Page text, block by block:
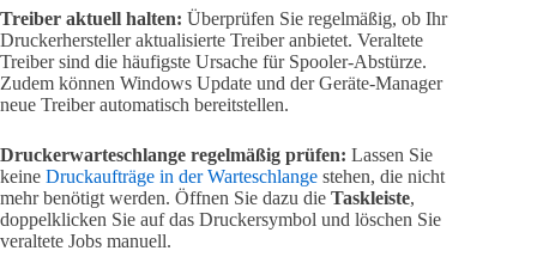
Treiber aktuell halten: Überprüfen Sie regelmäßig, ob Ihr
Druckerhersteller aktualisierte Treiber anbietet. Veraltete
Treiber sind die häufigste Ursache für Spooler-Abstürze.
Zudem können Windows Update und der Geräte-Manager
neue Treiber automatisch bereitstellen.
Druckerwarteschlange regelmäßig prüfen: Lassen Sie
keine Druckaufträge in der Warteschlange stehen, die nicht
mehr benötigt werden. Öffnen Sie dazu die Taskleiste,
doppelklicken Sie auf das Druckersymbol und löschen Sie
veraltete Jobs manuell.